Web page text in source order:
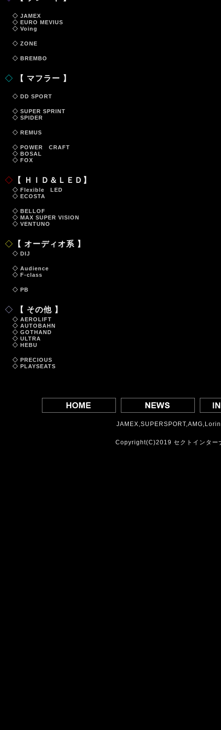
◇ JAMEX
◇ EURO MEVIUS
◇ Voing
◇ ZONE
◇ BREMBO
◇ 【 マフラー 】
◇ DD SPORT
◇ SUPER SPRINT
◇ SPIDER
◇ REMUS
◇ POWER CRAFT
◇ BOSAL
◇ FOX
◇ 【 ＨＩＤ＆ＬＥＤ】
◇ Flexible LED
◇ ECOSTA
◇ BELLOF
◇ MAX SUPER VISION
◇ VENTUNO
◇ 【 オーディオ系 】
◇ DIJ
◇ Audience
◇ F-class
◇ PB
◇ 【 その他 】
◇ AEROLIFT
◇ AUTOBAHN
◇ GOTHAND
◇ ULTRA
◇ HEBU
◇ PRECIOUS
◇ PLAYSEATS
Copyright(C)2019 セクトインタ